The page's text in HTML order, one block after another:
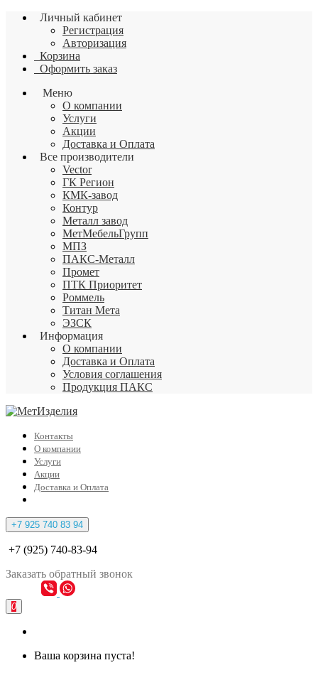
Личный кабинет
Регистрация
Авторизация
Корзина
Оформить заказ
Меню
О компании
Услуги
Акции
Доставка и Оплата
Все производители
Vector
ГК Регион
КМК-завод
Контур
Металл завод
МетМебельГрупп
МПЗ
ПАКС-Металл
Промет
ПТК Приоритет
Роммель
Титан Мета
ЭЗСК
Информация
О компании
Доставка и Оплата
Условия соглашения
Продукция ПАКС
Контакты
О компании
Услуги
Акции
Доставка и Оплата
+7 925 740 83 94
+7 (925) 740-83-94
Заказать обратный звонок
0
Ваша корзина пуста!